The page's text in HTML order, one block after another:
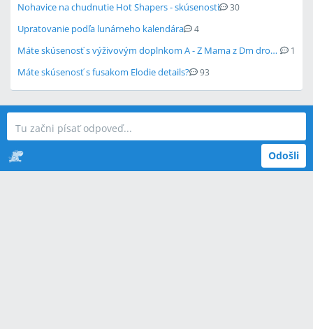
Nohavice na chudnutie Hot Shapers - skúsenosti 30
Upratovanie podľa lunárneho kalendára 4
Máte skúsenosť s výživovým doplnkom A - Z Mama z Dm drogérie? 1
Máte skúsenosť s fusakom Elodie details? 93
Odošli